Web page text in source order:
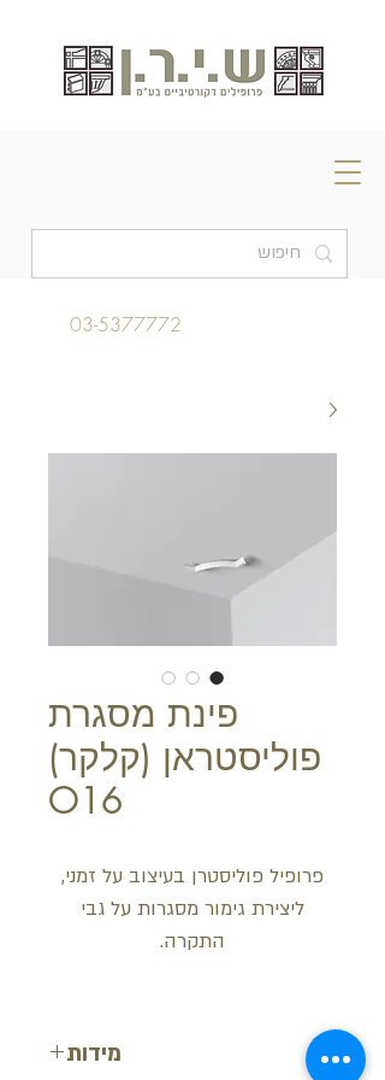
03-5377772
פינת מסגרת
פוליסטראן (קלקר)
O16
פרופיל פוליסטרן בעיצוב על זמני,
ליצירת גימור מסגרות על גבי
התקרה.
מידות